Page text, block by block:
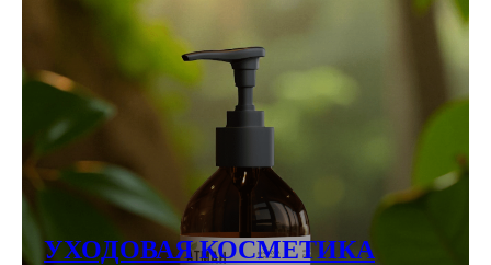
УХОДОВАЯ КОСМЕТИКА